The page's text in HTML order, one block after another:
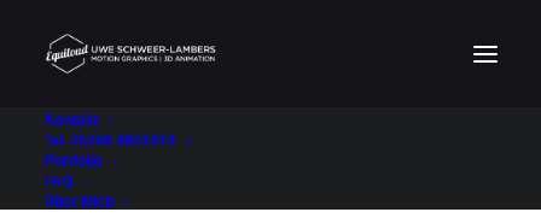
Kontakt
Tel. 05206 9601616
Portfolio
FAQ
Über Mich